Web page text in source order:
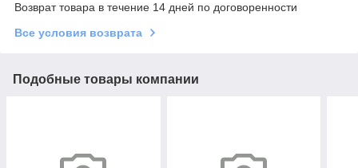
Возврат товара в течение 14 дней по договоренности
Все условия возврата
Подобные товары компании